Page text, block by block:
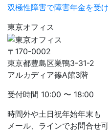
双極性障害で障害年金を受
東京オフィス
〒170-0002
東京都豊島区巣鴨3-31-2
アルカディア篠A館3階
受付時間 10:00 〜 18:00
時間外や土日祝年始年末も
メール、ラインでお問合せ